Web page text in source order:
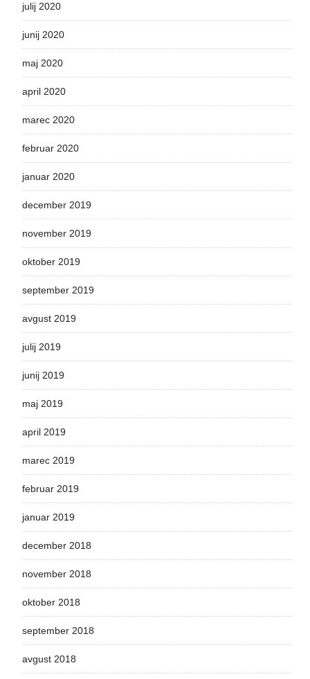
julij 2020
junij 2020
maj 2020
april 2020
marec 2020
februar 2020
januar 2020
december 2019
november 2019
oktober 2019
september 2019
avgust 2019
julij 2019
junij 2019
maj 2019
april 2019
marec 2019
februar 2019
januar 2019
december 2018
november 2018
oktober 2018
september 2018
avgust 2018